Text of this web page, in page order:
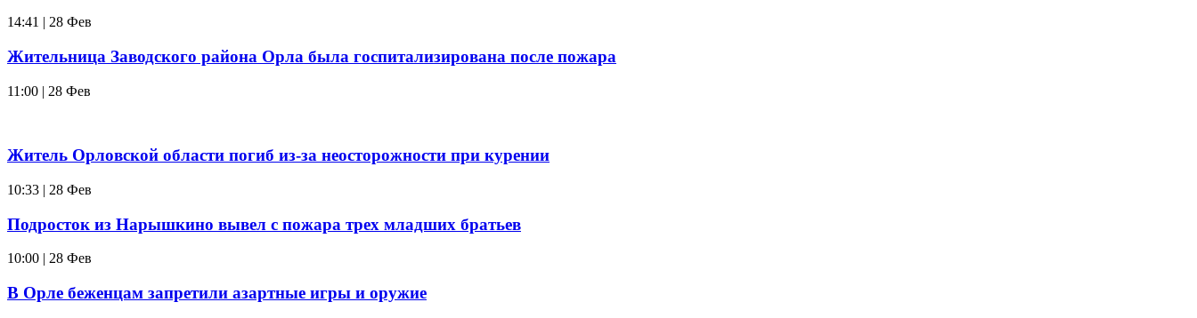
14:41 | 28 Фев
Жительница Заводского района Орла была госпитализирована после пожара
11:00 | 28 Фев
Житель Орловской области погиб из-за неосторожности при курении
10:33 | 28 Фев
Подросток из Нарышкино вывел с пожара трех младших братьев
10:00 | 28 Фев
В Орле беженцам запретили азартные игры и оружие